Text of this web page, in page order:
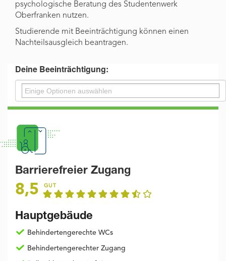
psychologische Beratung des Studentenwerk
Oberfranken nutzen.
Studierende mit Beeinträchtigung können einen
Nachteilsausgleich beantragen.
Deine Beeinträchtigung:
Barrierefreier Zugang
8,5 GUT
Hauptgebäude
Behindertengerechte WCs
Behindertengerechter Zugang